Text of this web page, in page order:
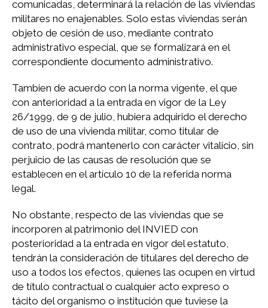
comunicadas, determinará la relación de las viviendas
militares no enajenables. Solo estas viviendas serán
objeto de cesión de uso, mediante contrato
administrativo especial, que se formalizará en el
correspondiente documento administrativo.
Tambien de acuerdo con la norma vigente, el que
con anterioridad a la entrada en vigor de la Ley
26/1999, de 9 de julio, hubiera adquirido el derecho
de uso de una vivienda militar, como titular de
contrato, podrá mantenerlo con carácter vitalicio, sin
perjuicio de las causas de resolución que se
establecen en el artículo 10 de la referida norma
legal.
No obstante, respecto de las viviendas que se
incorporen al patrimonio del INVIED con
posterioridad a la entrada en vigor del estatuto,
tendrán la consideración de titulares del derecho de
uso a todos los efectos, quienes las ocupen en virtud
de título contractual o cualquier acto expreso o
tácito del organismo o institución que tuviese la